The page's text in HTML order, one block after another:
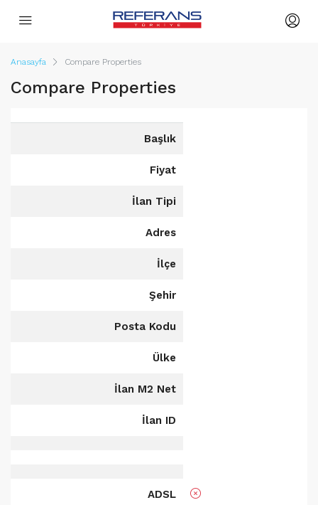
Anasayfa Compare Properties
Compare Properties
Başlık
Fiyat
İlan Tipi
Adres
İlçe
Şehir
Posta Kodu
Ülke
İlan M2 Net
İlan ID
ADSL